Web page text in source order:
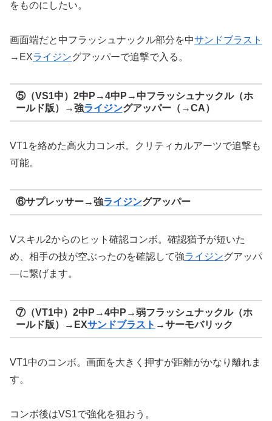
をものにしたい。
画面端だと中フラッシュナックル部分を中サンドブラスト
→EXライジングアッパーで追撃で入る。
⑤（VS1中）2中P→4中P→中フラッシュナックル（ホ
ールド版）→強ライジングアッパー（→CA）
VT1を絡めた高火力コンボ。クリティカルアーツで追撃も
可能。
⑥サプレッサー→強ライジングアッパー
Vスキル2からのヒット確認コンボ。確認猶予が短いた
め、相手の技が空ぶったのを確認して強ライジングアッパ
―に繋げます。
⑦（VT1中）2中P→4中P→弱フラッシュナックル（ホ
ールド版）→EXサンドブラスト →サーモバリック
VT1中のコンボ。画面を大きく押すが距離がかなり離れま
す。
コンボ後はVS1で強化を狙おう。